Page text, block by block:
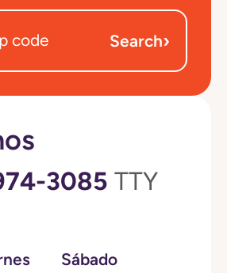
Search›
3085 TTY
Sábado